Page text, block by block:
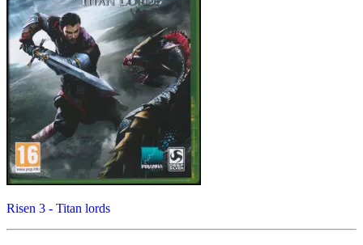
Risen 3 - Titan lords